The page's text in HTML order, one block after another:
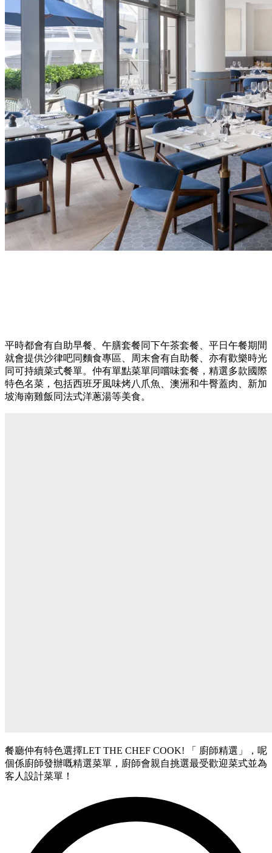
平時都會有自助早餐、午膳套餐同下午茶套餐、平日午餐期間
就會提供沙律吧同麵食專區、周末會有自助餐、亦有歡樂時光
同可持續菜式餐單。仲有單點菜單同嚐味套餐，精選多款國際
特色名菜，包括西班牙風味烤八爪魚、澳洲和牛臀蓋肉、新加
坡海南雞飯同法式洋蔥湯等美食。
餐廳仲有特色選擇LET THE CHEF COOK! 「 廚師精選」，呢
個係廚師發辦嘅精選菜單，廚師會親自挑選最受歡迎菜式並為
客人設計菜單！